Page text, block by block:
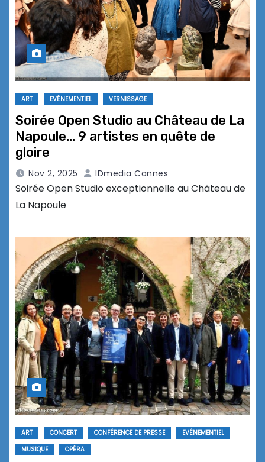
ART EVÉNEMENTIEL VERNISSAGE
Soirée Open Studio au Château de La
Napoule… 9 artistes en quête de
gloire
Nov 2, 2025 IDmedia Cannes
Soirée Open Studio exceptionnelle au Château de
La Napoule
ART CONCERT CONFÉRENCE DE PRESSE
EVÉNEMENTIEL
MUSIQUE
OPÉRA